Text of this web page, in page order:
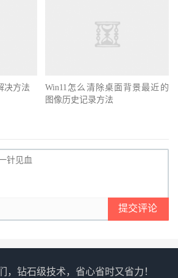
决方法
Win11怎么清除桌面背景最近的
图像历史记录方法
提交评论
，钻石级技术，省心省时又省力！